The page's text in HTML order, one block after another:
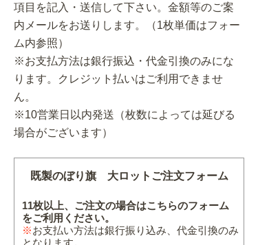
項目を記入・送信して下さい。金額等のご案
内メールをお送りします。（1枚単価はフォー
ム内参照）
※お支払方法は銀行振込・代金引換のみにな
ります。クレジット払いはご利用できませ
ん。
※10営業日以内発送（枚数によっては延びる
場合がございます）